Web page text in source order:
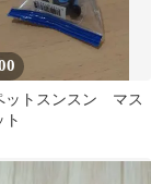
ットスンスン マス
ト